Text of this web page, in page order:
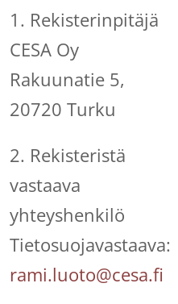
1. Rekisterinpitäjä
CESA Oy
Rakuunatie 5,
20720 Turku
2. Rekisteristä
vastaava
yhteyshenkilö
Tietosuojavastaava:
rami.luoto@cesa.fi